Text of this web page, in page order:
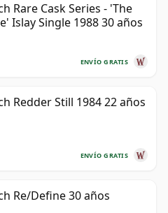
Rare Cask Series - 'The
Islay Single 1988 30 años
ENVÍO GRATIS
Redder Still 1984 22 años
ENVÍO GRATIS
Re/Define 30 años